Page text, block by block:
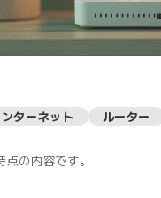
ターネット ルーター
の内容です。